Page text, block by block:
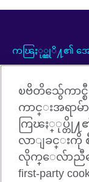
ကၽြႏု္ပ္တုိ႔၏ အ
အဂၤလိပ္ဘာသာစက
ကြၽႏ္ုပ္တို႔ႏွင့္ ခ်ိ
Facebook
ၿဗိတိသွ်ေကာင္
ကာင္းအရာမ်ာ
ကြၽႏ္ုပ္တို႔
လာျခင္းကို
လိုက္ေလ်ာညီေ
first-party